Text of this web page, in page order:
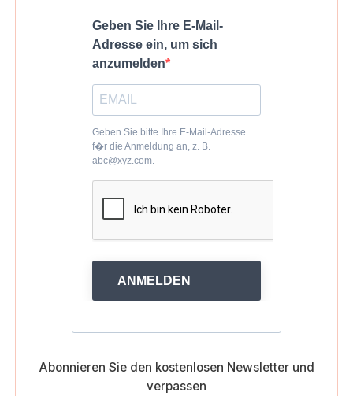
Geben Sie Ihre E-Mail-
Adresse ein, um sich
anzumelden
Geben Sie bitte Ihre E-Mail-Adresse
f�r die Anmeldung an, z. B.
abc@xyz.com.
ANMELDEN
Abonnieren Sie den kostenlosen Newsletter und
verpassen